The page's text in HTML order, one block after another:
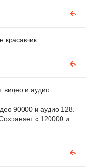
красавчик
видео и аудио
90000 и аудио 128.
с 120000 и